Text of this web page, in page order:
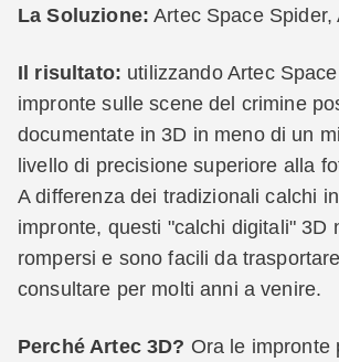
La Soluzione: Artec Space Spider,
Il risultato: utilizzando Artec
impronte sulle scene del crimine
documentate in 3D in meno di un
livello di precisione superiore alla
A differenza dei tradizionali calchi
impronte, questi "calchi digitali" 3D
rompersi e sono facili da
consultare per molti anni a venire.
Perché Artec 3D? Ora le impronte